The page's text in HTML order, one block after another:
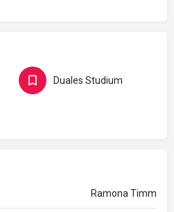
Duales Studium
Ramona Timm